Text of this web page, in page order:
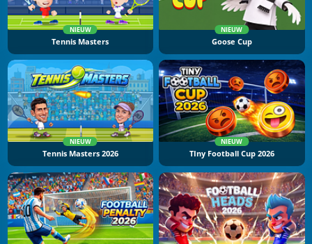
NIEUW
Tennis Masters
NIEUW
Goose Cup
NIEUW
Tennis Masters 2026
NIEUW
TIny Football Cup 2026